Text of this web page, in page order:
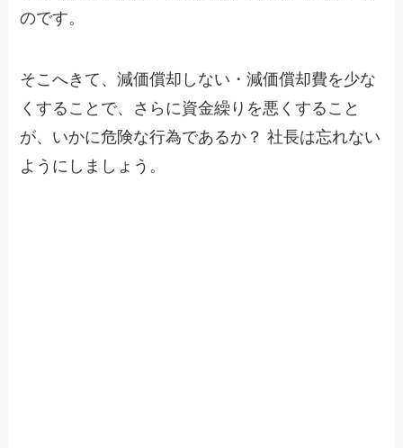
のです。
そこへきて、減価償却しない・減価償却費を少な
くすることで、さらに資金繰りを悪くすること
が、いかに危険な行為であるか？ 社長は忘れない
ようにしましょう。